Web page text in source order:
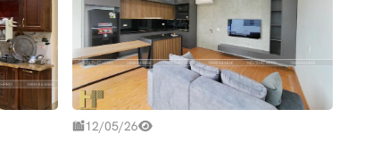
12/05/26